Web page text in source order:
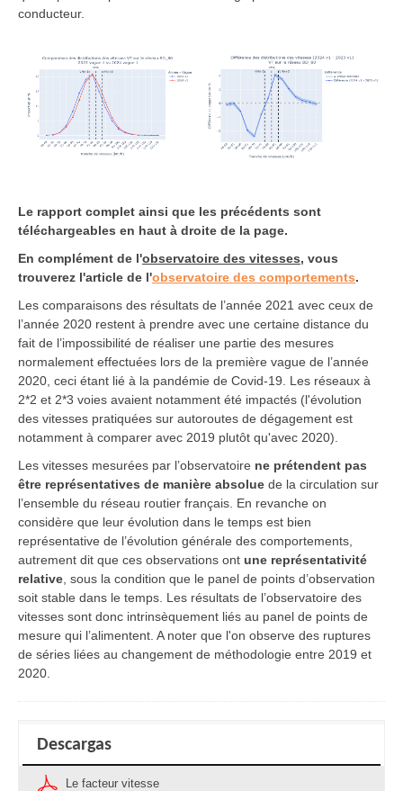
conducteur.
Le rapport complet ainsi que les précédents sont
téléchargeables en haut à droite de la page.
En complément de l'observatoire des vitesses, vous
trouverez l'article de l'observatoire des comportements.
Les comparaisons des résultats de l’année 2021 avec ceux de
l’année 2020 restent à prendre avec une certaine distance du
fait de l’impossibilité de réaliser une partie des mesures
normalement effectuées lors de la première vague de l’année
2020, ceci étant lié à la pandémie de Covid-19. Les réseaux à
2*2 et 2*3 voies avaient notamment été impactés (l'évolution
des vitesses pratiquées sur autoroutes de dégagement est
notamment à comparer avec 2019 plutôt qu'avec 2020).
Les vitesses mesurées par l’observatoire ne prétendent pas
être représentatives de manière absolue de la circulation sur
l’ensemble du réseau routier français. En revanche on
considère que leur évolution dans le temps est bien
représentative de l’évolution générale des comportements,
autrement dit que ces observations ont une représentativité
relative , sous la condition que le panel de points d’observation
soit stable dans le temps. Les résultats de l’observatoire des
vitesses sont donc intrinsèquement liés au panel de points de
mesure qui l’alimentent. A noter que l'on observe des ruptures
de séries liées au changement de méthodologie entre 2019 et
2020.
Descargas
Le facteur vitesse